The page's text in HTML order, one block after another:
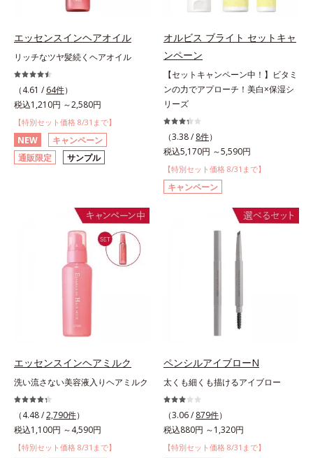
エッセンスインヘアオイル
リッチなツヤ髪続くヘアオイル
（4.61 / 64件）
税込1,210円 ～2,580円
【特別セット価格 8/31まで】
NEW
キャンペーン
通販限定
サンプル
オルビス ブライト セットキャ
ンペーン
【セットキャンペーン中！】ビタミ
ンの力でアプローチ！美白×保湿シ
リーズ
（3.38 / 8件）
税込5,170円 ～5,590円
【特別セット価格 8/31まで】
キャンペーン
エッセンスインヘアミルク
洗い流さない美容液入りヘアミルク
（4.48 /2,790件）
税込1,100円 ～4,590円
【特別セット価格 8/31まで】
ペンシルアイブローN
太くも細くも描けるアイブロー
（3.06 / 879件）
税込880円 ～1,320円
【特別セット価格 8/31まで】